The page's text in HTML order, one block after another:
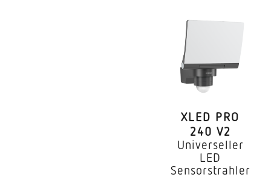
Farbwiedergabeindex
Mit Leuchtmittel
Leuchtmittel
Lebensdauer LED
Sockel
XLED PRO
240 V2
Universeller
LED
Sensorstrahler